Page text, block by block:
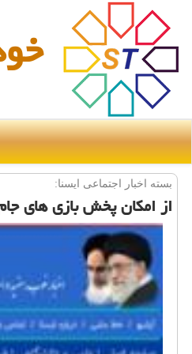
بسته اخبار اجتماعی ایسنا:
از امكان پخش بازی های